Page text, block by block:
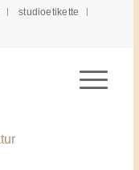
studioetikette